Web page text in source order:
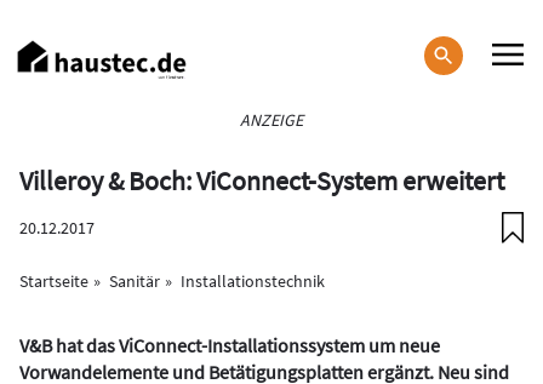
zum
Inhalt
ANZEIGE
Villeroy & Boch: ViConnect-System erweitert
20.12.2017
Startseite Sanitär Installationstechnik
V&B hat das ViConnect-Installationssystem um neue
Vorwandelemente und Betätigungsplatten ergänzt. Neu sind